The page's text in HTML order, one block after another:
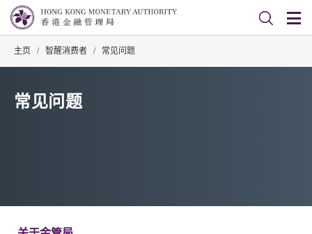
主页 / 智醒消费者 / 常见问题
常见问题